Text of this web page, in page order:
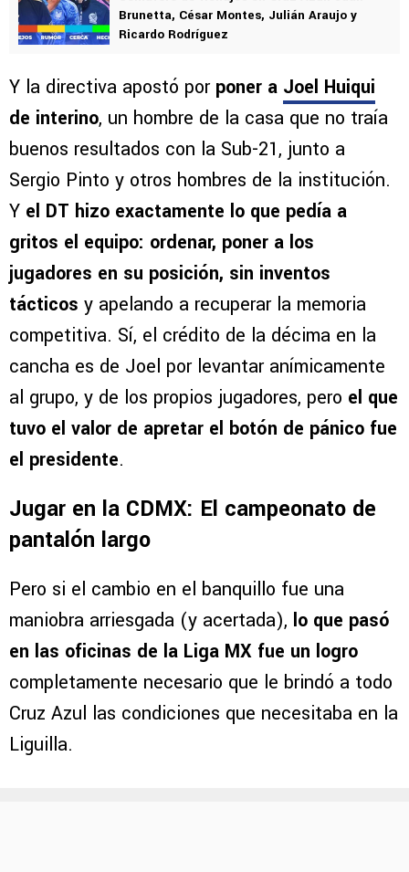
Brunetta, César Montes, Julián Araujo y
Ricardo Rodríguez
Y la directiva apostó por poner a Joel Huiqui
de interino, un hombre de la casa que no traía
buenos resultados con la Sub-21, junto a
Sergio Pinto y otros hombres de la institución.
Y el DT hizo exactamente lo que pedía a
gritos el equipo: ordenar, poner a los
jugadores en su posición, sin inventos
tácticos y apelando a recuperar la memoria
competitiva. Sí, el crédito de la décima en la
cancha es de Joel por levantar anímicamente
al grupo, y de los propios jugadores, pero el que
tuvo el valor de apretar el botón de pánico fue
el presidente.
Jugar en la CDMX: El campeonato de
pantalón largo
Pero si el cambio en el banquillo fue una
maniobra arriesgada (y acertada), lo que pasó
en las oficinas de la Liga MX fue un logro
completamente necesario que le brindó a todo
Cruz Azul las condiciones que necesitaba en la
Liguilla.